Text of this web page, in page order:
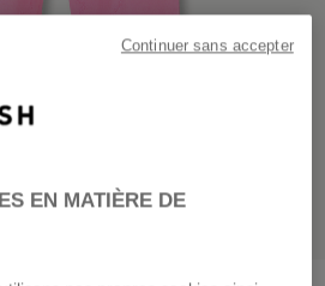
EN MATIÈRE DE
Continuer sans accepter